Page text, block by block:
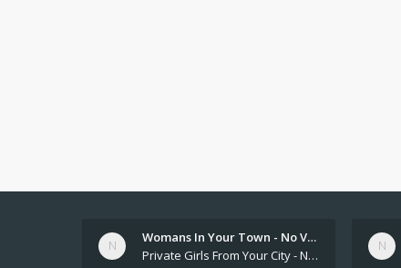
Womans In Your Town - No Veri…
Private Girls From Your City - No Selfie - Anonymous Adult Dating https://privatedates.live Private Girls In Your